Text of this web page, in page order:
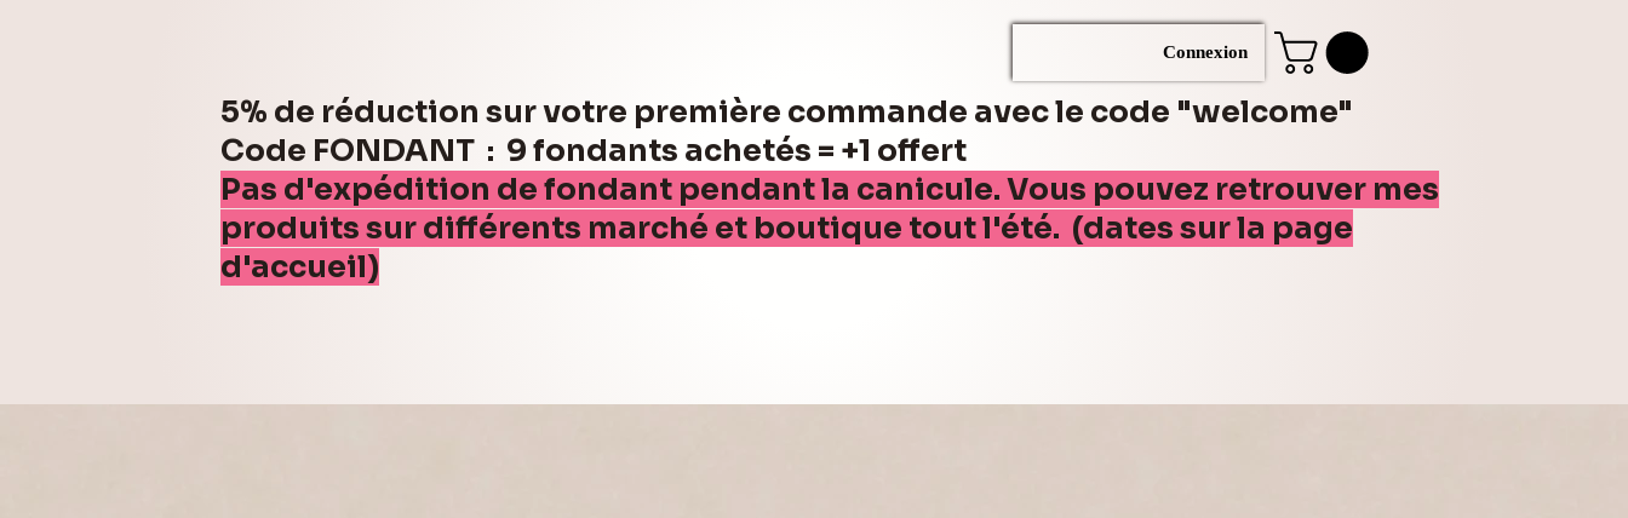
Connexion
5% de réduction sur votre première commande avec le code "welcome"
Code FONDANT : 9 fondants achetés = +1 offert
Pas d'expédition de fondant pendant la canicule. Vous pouvez retrouver mes
produits sur différents marché et boutique tout l'été. (dates sur la page
d'accueil)